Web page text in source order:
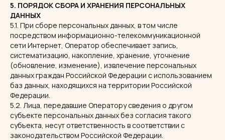
5. ПОРЯДОК СБОРА И ХРАНЕНИЯ ПЕРСОНАЛЬНЫХ
ДАННЫХ
5.1. При сборе персональных данных, в том числе
посредством информационно-телекоммуникационной
сети Интернет, Оператор обеспечивает запись,
систематизацию, накопление, хранение, уточнение
(обновление, изменение), извлечение персональных
данных граждан Российской Федерации с использованием
баз данных, находящихся на территории Российской
Федерации.
5.2. Лица, передавшие Оператору сведения о другом
субъекте персональных данных без согласия такого
субъекта, несут ответственность в соответствии с
законодательством Российской Федерации.